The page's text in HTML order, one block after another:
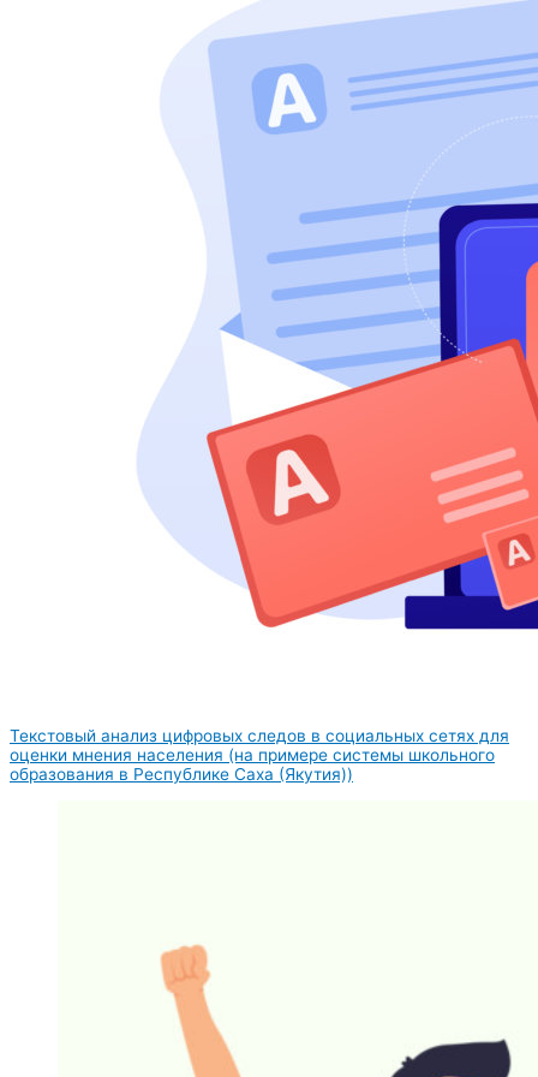
Текстовый анализ цифровых следов в социальных сетях для
оценки мнения населения (на примере системы школьного
образования в Республике Саха (Якутия))